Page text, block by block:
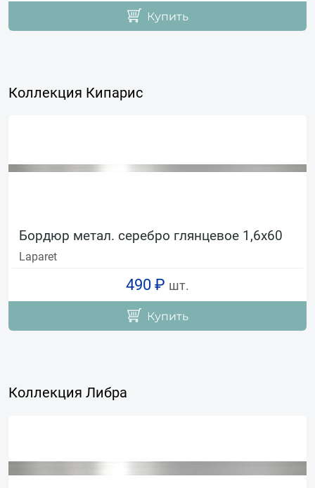
Купить
Коллекция Кипарис
Бордюр метал. серебро глянцевое 1,6х60
Laparet
490 ₽ шт.
Купить
Коллекция Либра